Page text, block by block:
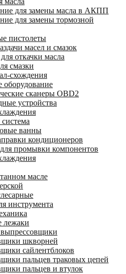
для замены масла в АКПП
для замены тормозной
пистолеты
масел и смазок
откачки масла
смазки
схождения
оборудование
сканеры OBD2
устройства
ванны
кондиционеров
промывки компонентов
масле
инструмента
лежаки
шкворней
сайлентблоков
пальцев траковых цепей
пальцев и втулок